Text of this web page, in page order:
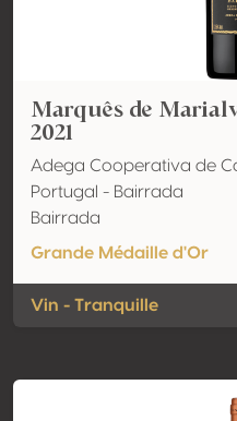
Marquês de
2021
Adega Cooperativa de
Portugal - Bairrada
Bairrada
Grande Médaille d'Or
Vin - Tranquille